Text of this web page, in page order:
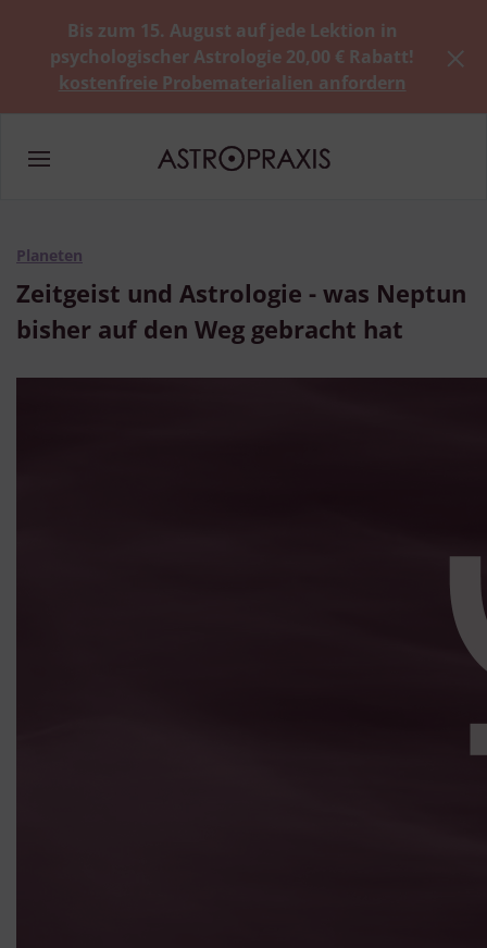
Bis zum 15. August auf jede Lektion in
psychologischer Astrologie 20,00 € Rabatt!
kostenfreie Probematerialien anfordern
Planeten
Zeitgeist und Astrologie - was Neptun
bisher auf den Weg gebracht hat